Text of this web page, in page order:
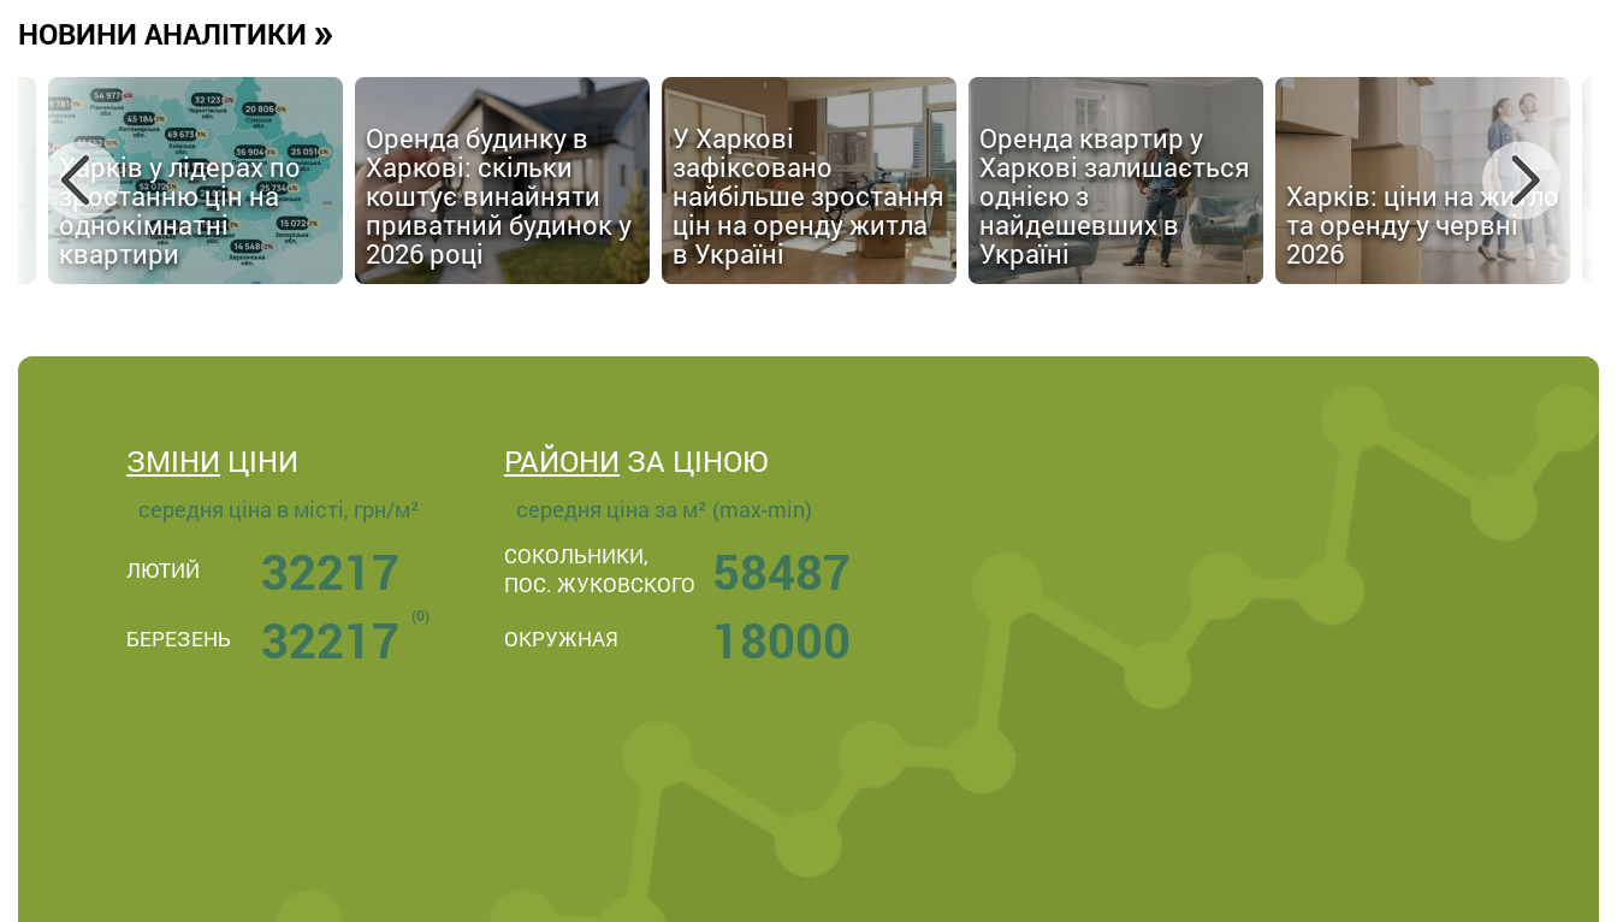
НОВИНИ АНАЛІТИКИ »
Харків у лідерах по
зростанню цін на
однокімнатні
квартири
Оренда будинку в
Харкові: скільки
коштує винайняти
приватний будинок у
2026 році
У Харкові
зафіксовано
найбільше зростання
цін на оренду житла
в Україні
Оренда квартир у
Харкові залишається
однією з
найдешевших в
Україні
Харків: ціни на житло
та оренду у червні
2026
ЗМІНИ ЦІНИ
середня ціна в місті, грн/м²
ЛЮТИЙ 32217
БЕРЕЗЕНЬ 32217 (0)
РАЙОНИ ЗА ЦІНОЮ
середня ціна за м² (max-min)
СОКОЛЬНИКИ,
ПОС. ЖУКОВСКОГО
58487
ОКРУЖНАЯ 18000